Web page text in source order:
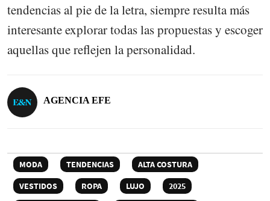
tendencias al pie de la letra, siempre resulta más
interesante explorar todas las propuestas y escoger
aquellas que reflejen la personalidad.
AGENCIA EFE
MODA TENDENCIAS
ALTA COSTURA
VESTIDOS
ROPA LUJO
2025